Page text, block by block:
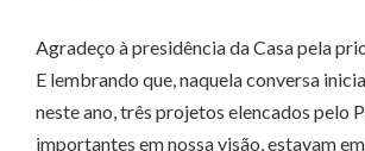
Agradeço à presidência da Casa pela
E lembrando que, naquela conversa
neste ano, três projetos elencados pelo
importantes em nossa visão, estavam